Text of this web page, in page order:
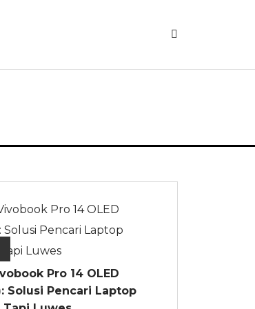
Pro 14 OLED
Solusi Pencari Laptop